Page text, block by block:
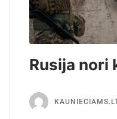
Rusija nori